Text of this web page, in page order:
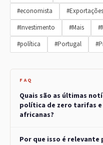
#economista
#Exportações
#Investimento
#Mais
#política
#Portugal
FAQ
Quais são as últimas
política de zero tarifas
africanas?
Por que isso é relevante